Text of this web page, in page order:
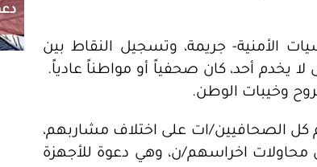
الأمنية- جريمة، وتسجيل النقاط بين
أحد، كان صحفياً أو مواطناً عادياً.
وخيبات الوطن.
كل الصحافيين/ات على اختلاف مشاربهم،
محاولات اخراسهم/ن، وهي دعوة للأجهزة